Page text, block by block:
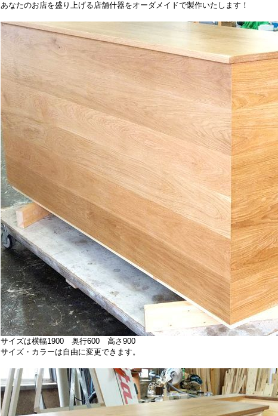
あなたのお店を盛り上げる店舗什器をオーダメイドで製作いたします！
サイズは横幅1900 奥行600 高さ900
サイズ・カラーは自由に変更できます。